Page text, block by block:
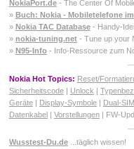
NokiaPort.de- The Center Of
» Buch: Nokia - Mobiletelefone
» Nokia TAC Database- Handy-
» nokia-tuning.net- Tune up your
» N95-Info - Info-Ressource zum
Nokia Hot Topics: Reset/
Sicherheitscode| Unlock |
Geräte| Display-Symbole| Dual-
Datenkabel| Vorstellungen| FW-
Wusstest-Du.de...täglich wissen!